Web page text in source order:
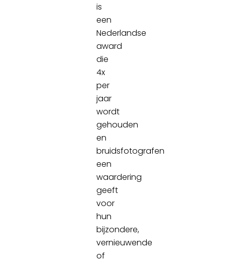
is
een
Nederlandse
award
die
4x
per
jaar
wordt
gehouden
en
bruidsfotografen
een
waardering
geeft
voor
hun
bijzondere,
vernieuwende
of